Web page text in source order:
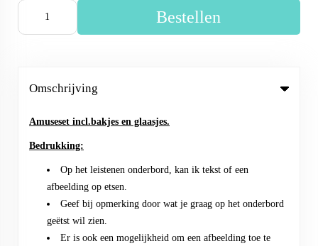
Bestellen
Omschrijving
Amuseset incl.bakjes en glaasjes.
Bedrukking:
Op het leistenen onderbord, kan ik tekst of een
afbeelding op etsen.
Geef bij opmerking door wat je graag op het onderbord
geëtst wil zien.
Er is ook een mogelijkheid om een afbeelding toe te